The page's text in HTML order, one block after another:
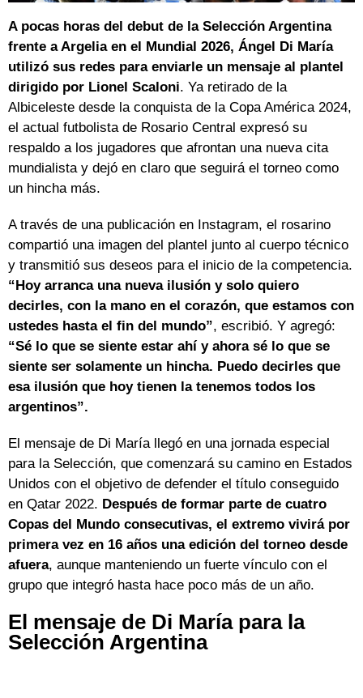
A pocas horas del debut de la Selección Argentina
frente a Argelia en el Mundial 2026, Ángel Di María
utilizó sus redes para enviarle un mensaje al plantel
dirigido por Lionel Scaloni. Ya retirado de la
Albiceleste desde la conquista de la Copa América 2024,
el actual futbolista de Rosario Central expresó su
respaldo a los jugadores que afrontan una nueva cita
mundialista y dejó en claro que seguirá el torneo como
un hincha más.
A través de una publicación en Instagram, el rosarino
compartió una imagen del plantel junto al cuerpo técnico
y transmitió sus deseos para el inicio de la competencia.
“Hoy arranca una nueva ilusión y solo quiero
decirles, con la mano en el corazón, que estamos con
ustedes hasta el fin del mundo”, escribió. Y agregó:
“Sé lo que se siente estar ahí y ahora sé lo que se
siente ser solamente un hincha. Puedo decirles que
esa ilusión que hoy tienen la tenemos todos los
argentinos”.
El mensaje de Di María llegó en una jornada especial
para la Selección, que comenzará su camino en Estados
Unidos con el objetivo de defender el título conseguido
en Qatar 2022. Después de formar parte de cuatro
Copas del Mundo consecutivas, el extremo vivirá por
primera vez en 16 años una edición del torneo desde
afuera, aunque manteniendo un fuerte vínculo con el
grupo que integró hasta hace poco más de un año.
El mensaje de Di María para la
Selección Argentina